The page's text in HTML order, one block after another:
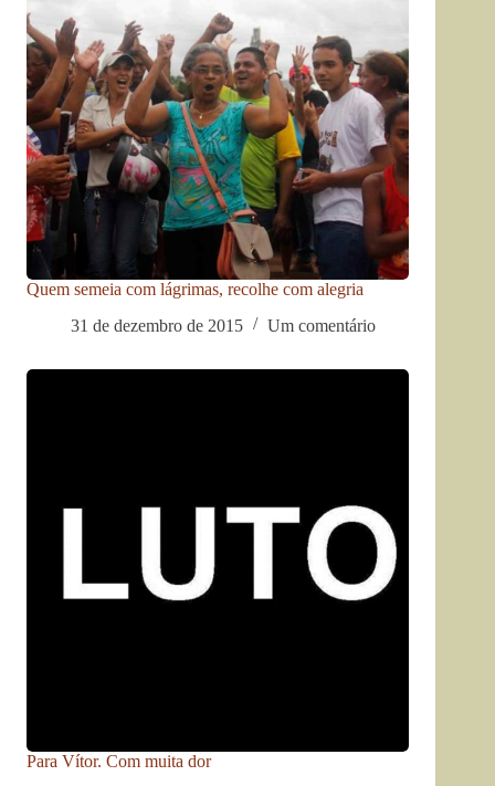
Quem semeia com lágrimas, recolhe com alegria
31 de dezembro de 2015
Um comentário
Para Vítor. Com muita dor